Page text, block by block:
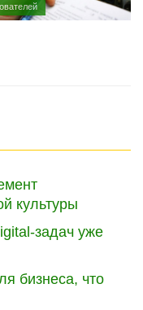
культуры
задач уже
бизнеса, что